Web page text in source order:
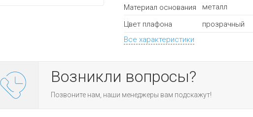
Материал основания
металл
Цвет плафона
прозрачный
Все характеристики
Возникли вопросы?
Позвоните нам, наши менеджеры вам подскажут!